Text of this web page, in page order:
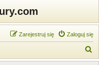
Zaloguj się
Zarejestruj się
z